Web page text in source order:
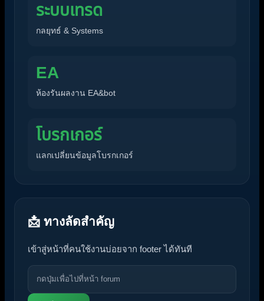
ระบบเทรด
กลยุทธ์ & Systems
EA
ห้องรันผลงาน EA&bot
โบรกเกอร์
แลกเปลี่ยนข้อมูลโบรกเกอร์
📩 ทางลัดสำคัญ
เข้าสู่หน้าที่คนใช้งานบ่อยจาก footer ได้ทันที